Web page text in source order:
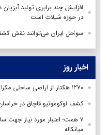
افزایش چند برابری تولید
در حوزه شیلات است
سواحل ایران می‌توانند نقش
اخبار روز
۱۲۷۰ هکتار از اراضی ساحلی مکران زیر کشت میگو رفت
کشف لوکوموتیو قاچاق در
۷ همت؛ اعتبار مورد نیاز جهت
میانکاله